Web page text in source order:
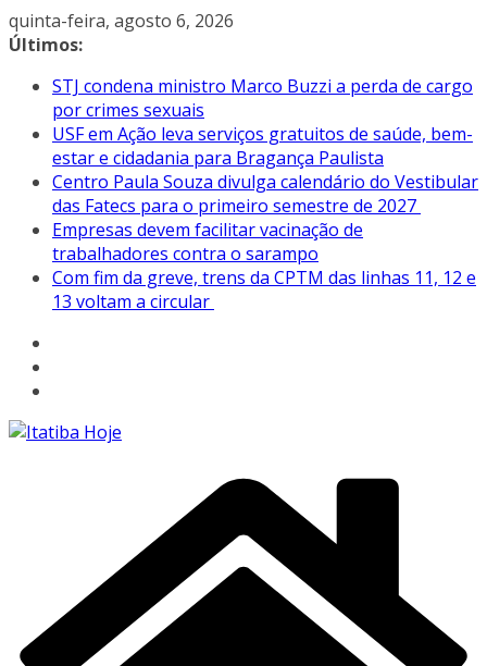
Pular
para
conteúdo
quinta-feira, agosto 6, 2026
Últimos:
STJ condena ministro Marco Buzzi a perda de cargo
por crimes sexuais
USF em Ação leva serviços gratuitos de saúde, bem-
estar e cidadania para Bragança Paulista
Centro Paula Souza divulga calendário do Vestibular
das Fatecs para o primeiro semestre de 2027
Empresas devem facilitar vacinação de
trabalhadores contra o sarampo
Com fim da greve, trens da CPTM das linhas 11, 12 e
13 voltam a circular